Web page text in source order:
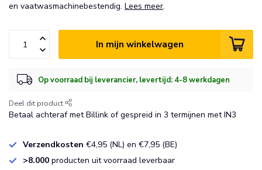
en vaatwasmachinebestendig. Lees meer.
In mijn winkelwagen
Op voorraad bij leverancier, levertijd: 4-8 werkdagen
Deel dit product
Betaal achteraf met Billink of gespreid in 3 termijnen met IN3
Verzendkosten €4,95 (NL) en €7,95 (BE)
>8.000 producten uit voorraad leverbaar